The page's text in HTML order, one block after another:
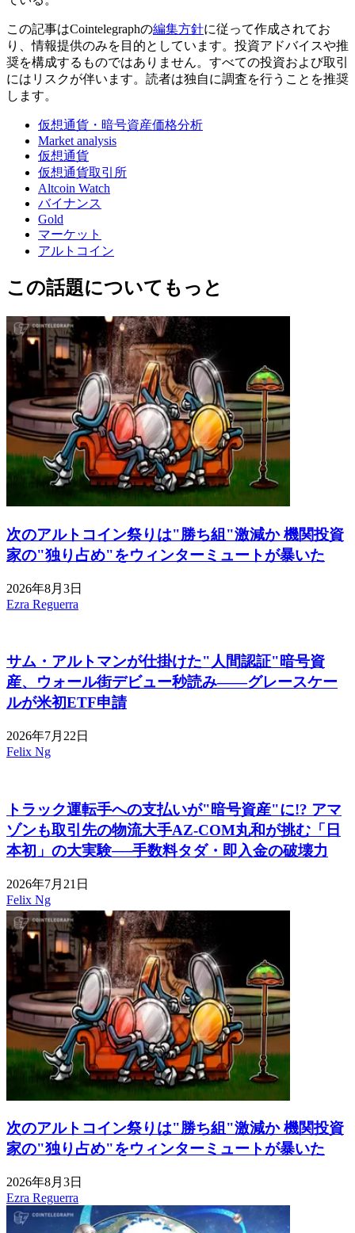
この記事はCointelegraphの編集方針に従って作成されてお
り、情報提供のみを目的としています。投資アドバイスや推
奨を構成するものではありません。すべての投資および取引
にはリスクが伴います。読者は独自に調査を行うことを推奨
します。
仮想通貨・暗号資産価格分析
Market analysis
仮想通貨
仮想通貨取引所
Altcoin Watch
バイナンス
Gold
マーケット
アルトコイン
この話題についてもっと
次のアルトコイン祭りは"勝ち組"激減か 機関投資
家の"独り占め"をウィンターミュートが暴いた
2026年8月3日
Ezra Reguerra
サム・アルトマンが仕掛けた"人間認証"暗号資
産、ウォール街デビュー秒読み——グレースケー
ルが米初ETF申請
2026年7月22日
Felix Ng
トラック運転手への支払いが"暗号資産"に!? アマ
ゾンも取引先の物流大手AZ-COM丸和が挑む「日
本初」の大実験──手数料タダ・即入金の破壊力
2026年7月21日
Felix Ng
次のアルトコイン祭りは"勝ち組"激減か 機関投資
家の"独り占め"をウィンターミュートが暴いた
2026年8月3日
Ezra Reguerra